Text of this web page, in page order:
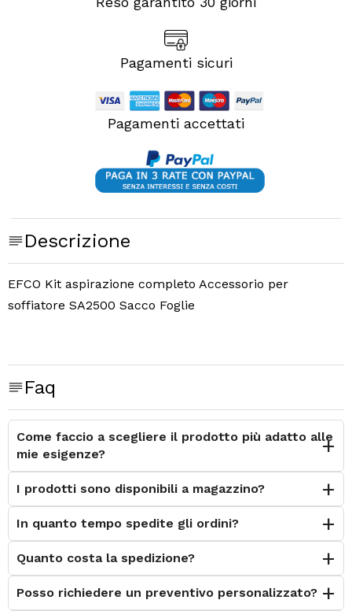
Pagamenti sicuri
Pagamenti accettati
Descrizione
EFCO Kit aspirazione completo Accessorio per
soffiatore SA2500 Sacco Foglie
Faq
Come faccio a scegliere il prodotto più adatto alle
mie esigenze?
I prodotti sono disponibili a magazzino?
In quanto tempo spedite gli ordini?
Quanto costa la spedizione?
Posso richiedere un preventivo personalizzato?